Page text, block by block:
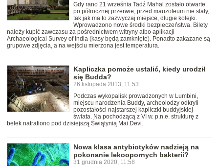
Gdy rano 21 września Tadź Mahal zostało otwarte
po półrocznej przerwie, przed mauzoleum nie stały,
tak jak ma to zazwyczaj miejsce, długie kolejki.
Wprowadzono nowe środki bezpieczeństwa. Bilety
należy kupić zawczasu za pośrednictwem witryny albo aplikacji
Archaeological Survey of India (kasy będą zamknięte). Ponadto zakazane są
grupowe zdjęcia, a na wejściu mierzona jest temperatura.
Kapliczka pomoże ustalić, kiedy urodził
się Budda?
26 listopada 2013, 11:53
Podczas wykopalisk prowadzonych w Lumbini,
miejscu narodzenia Buddy, archeolodzy odkryli
pozostałości najstarszej kapliczki buddyjskiej
świata. Na pochodzącą z VI w. p.n.e. strukturę z
belek natrafiono pod dzisiejszą Świątynią Mai Devi.
Nowa klasa antybiotyków nadzieją na
pokonanie lekoopornych bakterii?
31 grudnia 2020, 11:58